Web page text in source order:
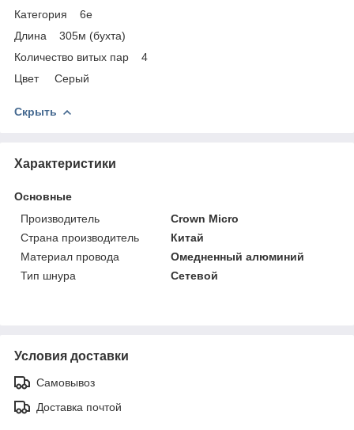
Категория 6е
Длина 305м (бухта)
Количество витых пар 4
Цвет Серый
Скрыть
Характеристики
Основные
Производитель
Crown Micro
Страна производитель
Китай
Материал провода
Омедненный алюминий
Тип шнура
Сетевой
Условия доставки
Самовывоз
Доставка почтой